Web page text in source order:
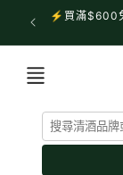
跳至內
容
⚡買滿$600